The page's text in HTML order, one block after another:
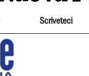
Scriveteci